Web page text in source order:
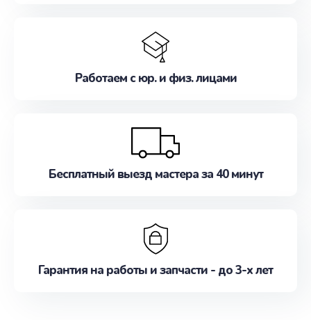
Работаем с юр. и физ. лицами
Бесплатный выезд мастера за 40 минут
Гарантия на работы и запчасти - до 3-х лет